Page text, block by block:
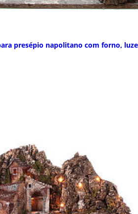
presépio napolitano com forno,